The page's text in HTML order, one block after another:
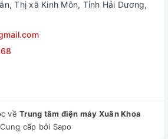
Thị xã Kinh Môn, Tỉnh Hải Dương,
vềTrung tâm điện máy Xuân Khoa
Cung cấp bởi Sapo